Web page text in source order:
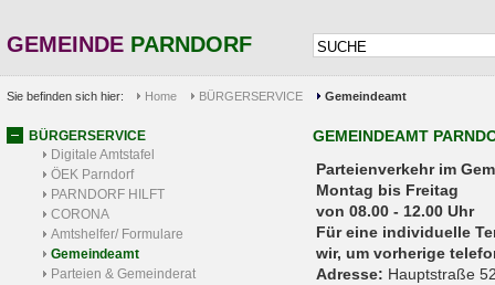
GEMEINDE PARNDORF
Sie befinden sich hier: Home BÜRGERSERVICE Gemeindeamt
BÜRGERSERVICE
Digitale Amtstafel
ÖEK Parndorf
PARNDORF HILFT
CORONA
Amtshelfer/ Formulare
Gemeindeamt
Parteien & Gemeinderat
GEMEINDEAMT
Parteienverkehr
Montag bis Freitag
von 08.00 - 12.00 Uhr
Für eine individuelle
wir, um vorherige
Adresse: Hauptstraße